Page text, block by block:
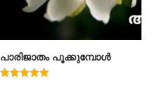
പാരിജാതം പൂക്കുമ്പോൾ